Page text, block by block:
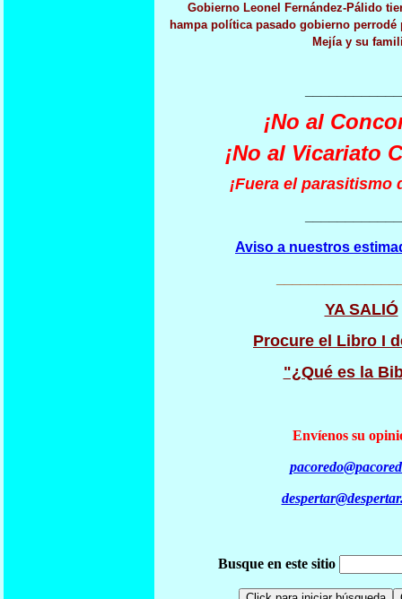
Gobierno Leonel Fernández-Pálido
hampa política pasado gobierno perrodé
Mejía y su
¡No al
¡No al Vicariato
¡Fuera el parasitismo
Aviso a nuestros
YA SALIÓ
Procure el Libro I
"¿Qué es la
Envíenos su
Busque en este sitio